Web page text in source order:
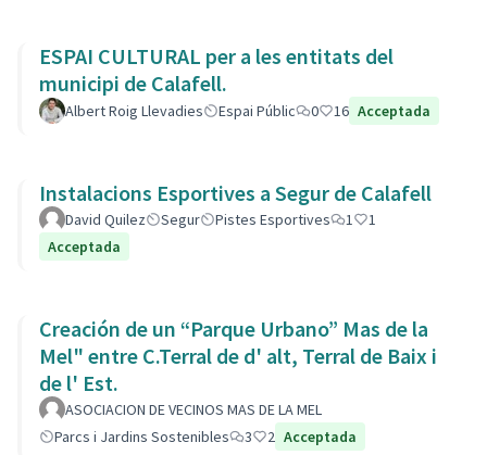
ESPAI CULTURAL per a les entitats del
municipi de Calafell.
Albert Roig Llevadies Espai Públic 0 16 Acceptada
Instalacions Esportives a Segur de Calafell
David Quilez Segur Pistes Esportives 1
1
Acceptada
Creación de un “Parque Urbano” Mas de la
Mel" entre C.Terral de d' alt, Terral de Baix i
de l' Est.
ASOCIACION DE VECINOS MAS DE LA MEL
Parcs i Jardins Sostenibles
3 2 Acceptada